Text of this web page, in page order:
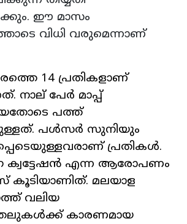
ഈ മാസം
വിധി വരുമെന്നാണ്
14 പ്രതികളാണ്
നാല് പേര്‍ മാപ്പ്
പത്ത്
പള്‍സര്‍ സുനിയും
പ്രതികള്‍.
എന്ന ആരോപണം
കൂടിയാണിത്. മലയാള
വലിയ
കാരണമായ